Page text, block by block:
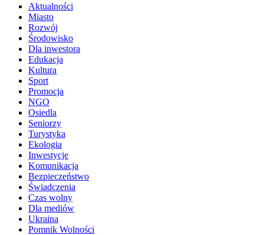
Aktualności
Miasto
Rozwój
Środowisko
Dla inwestora
Edukacja
Kultura
Sport
Promocja
NGO
Osiedla
Seniorzy
Turystyka
Ekologia
Inwestycje
Komunikacja
Bezpieczeństwo
Świadczenia
Czas wolny
Dla mediów
Ukraina
Pomnik Wolności